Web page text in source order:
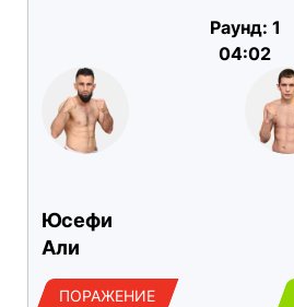
Юсефи
Али
ПОРАЖЕНИЕ
Раунд: 1
04:02